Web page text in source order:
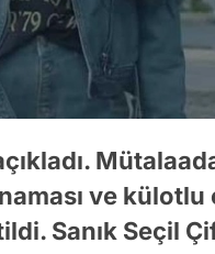
ve
Sanık Seçil